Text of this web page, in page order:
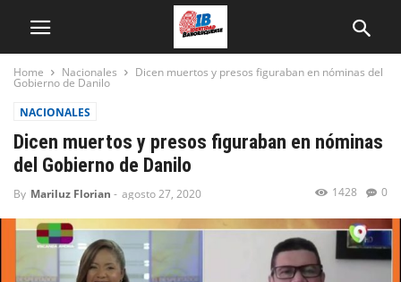
Home Nacionales Dicen muertos y presos figuraban en nóminas del
Gobierno de Danilo
NACIONALES
Dicen muertos y presos figuraban en nóminas
del Gobierno de Danilo
By Mariluz Florian - agosto 27, 2020 0
1428